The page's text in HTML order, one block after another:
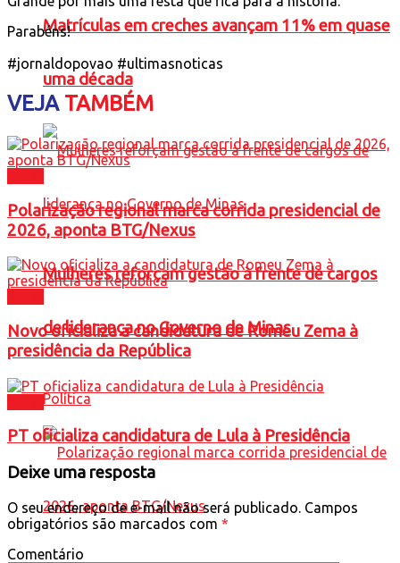
Matrículas em creches avançam 11% em quase
uma década
Mulheres reforçam gestão à frente de cargos
de liderança no Governo de Minas
Política
Parabéns!
#jornaldopovao #ultimasnoticas
VEJATAMBÉM
Polarização regional marca corrida presidencial de
2026, aponta BTG/Nexus
Novo oficializa a candidatura de Romeu Zema à
presidência da República
PT oficializa candidatura de Lula à Presidência
Deixe uma resposta
O seu endereço de e-mail não será publicado. Campos
obrigatórios são marcados com *
Comentário